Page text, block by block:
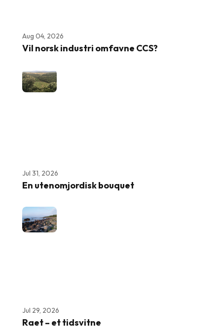
Aug 04, 2026
Vil norsk industri omfavne CCS?
Jul 31, 2026
En utenomjordisk bouquet
Jul 29, 2026
Raet – et tidsvitne